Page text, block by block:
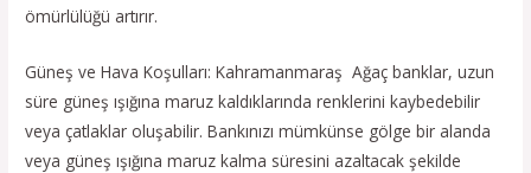
ömürlülüğü artırır.
Güneş ve Hava Koşulları: Kahramanmaraş Ağaç banklar, uzun
süre güneş ışığına maruz kaldıklarında renklerini kaybedebilir
veya çatlaklar oluşabilir. Bankınızı mümkünse gölge bir alanda
veya güneş ışığına maruz kalma süresini azaltacak şekilde